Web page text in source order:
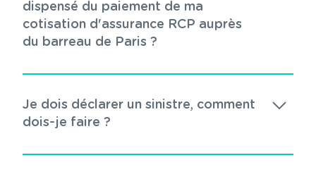
dispensé du paiement de ma
cotisation d'assurance RCP auprès
du barreau de Paris ?
Je dois déclarer un sinistre, comment
dois-je faire ?